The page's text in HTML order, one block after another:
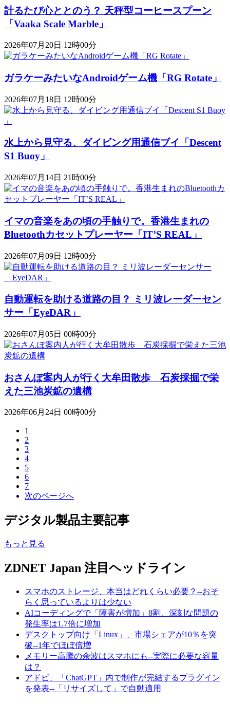
計るたび心ととのう？ 天秤型コーヒースプーン
「Vaaka Scale Marble」
2026年07月20日 12時00分
ガラケーみたいなAndroidゲーム機「RG Rotate」
2026年07月18日 12時00分
水上から見守る、ダイビング用通信ブイ「Descent
S1 Buoy​​」
2026年07月14日 21時00分
イマの音楽をあの頃の手触りで。香港生まれの
Bluetoothカセットプレーヤー「IT’S REAL」
2026年07月09日 12時00分
自動運転を助ける道路の目？ ミリ波レーダーセン
サー「EyeDAR」
2026年07月05日 00時00分
おさんぽ案内人が行く大牟田散歩 石炭採掘で栄
えた三池炭鉱の遺構
2026年06月24日 00時00分
1
2
3
4
5
6
7
次のページへ
デジタル製品主要記事
もっと見る
ZDNET Japan 注目ヘッドライン
スマホのストレージ、本当はどれくらい必要？--おそ
らく思っているよりは少ない
AIコーディングで「障害が増加」8割、深刻な問題の
発生率は1.7倍に増加
デスクトップ向け「Linux」、市場シェアが10％を突
破--1年でほぼ倍増
メモリー高騰の余波はスマホにも--実際に必要な容量
は？
アドビ、「ChatGPT」内で制作が完結するプラグイン
を発表--「リサイズして」で自動適用